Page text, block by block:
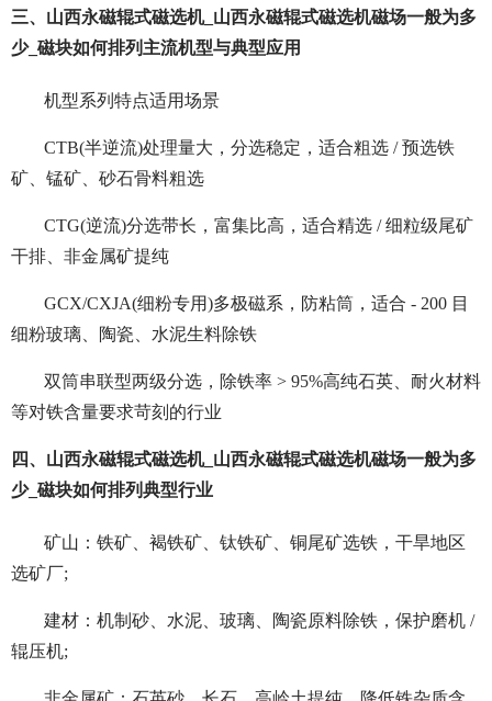
三、山西永磁辊式磁选机_山西永磁辊式磁选机磁场一般为多
少_磁块如何排列主流机型与典型应用
机型系列特点适用场景
CTB(半逆流)处理量大，分选稳定，适合粗选 / 预选铁
矿、锰矿、砂石骨料粗选
CTG(逆流)分选带长，富集比高，适合精选 / 细粒级尾矿
干排、非金属矿提纯
GCX/CXJA(细粉专用)多极磁系，防粘筒，适合 - 200 目
细粉玻璃、陶瓷、水泥生料除铁
双筒串联型两级分选，除铁率 > 95%高纯石英、耐火材料
等对铁含量要求苛刻的行业
四、山西永磁辊式磁选机_山西永磁辊式磁选机磁场一般为多
少_磁块如何排列典型行业
矿山：铁矿、褐铁矿、钛铁矿、铜尾矿选铁，干旱地区
选矿厂;
建材：机制砂、水泥、玻璃、陶瓷原料除铁，保护磨机 /
辊压机;